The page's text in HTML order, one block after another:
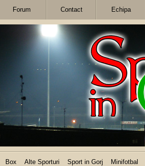
Forum Contact Echipa
Box Alte Sporturi Sport in Gorj Minifotbal